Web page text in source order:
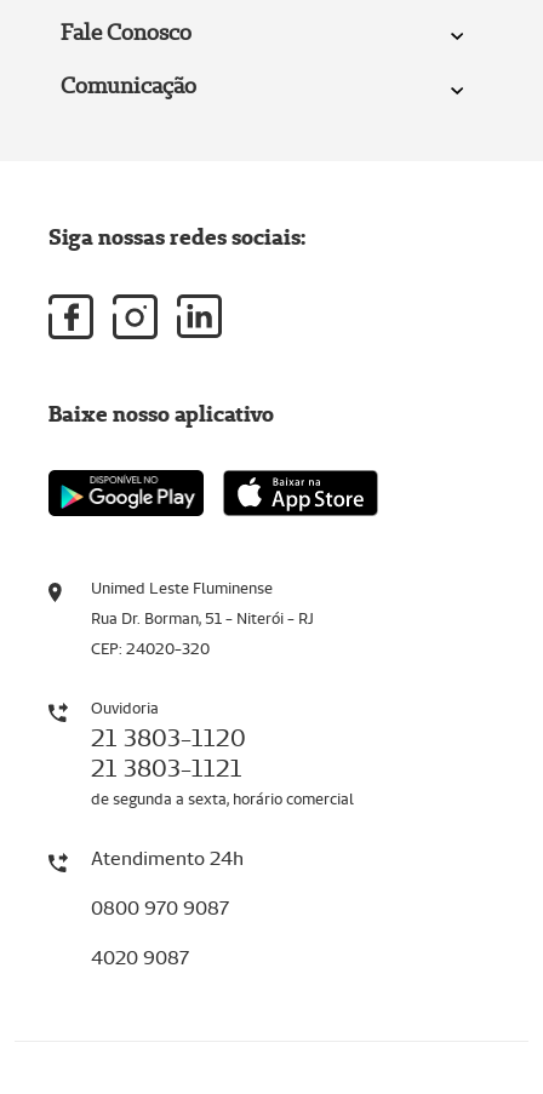
Fale Conosco
Comunicação
Unimed Leste Fluminense
Rua Dr. Borman, 51 - Niterói - RJ
CEP: 24020-320
Ouvidoria
21 3803-1120
21 3803-1121
de segunda a sexta, horário comercial
Atendimento 24h
0800 970 9087
4020 9087
Siga nossas redes sociais:
Baixe nosso aplicativo